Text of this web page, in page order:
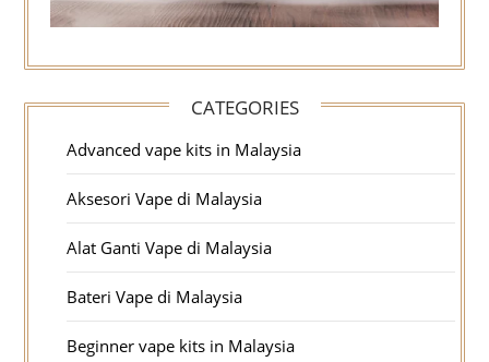
CATEGORIES
Advanced vape kits in Malaysia
Aksesori Vape di Malaysia
Alat Ganti Vape di Malaysia
Bateri Vape di Malaysia
Beginner vape kits in Malaysia